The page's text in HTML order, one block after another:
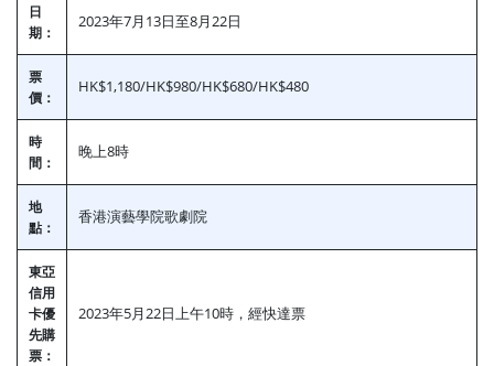
日
期：
2023年7月13日至8月22日
票
價：
HK$1,180/HK$980/HK$680/HK$480
時
間：
晚上8時
地
點：
香港演藝學院歌劇院
東亞
信用
卡優
先購
票：
2023年5月22日上午10時，經快達票